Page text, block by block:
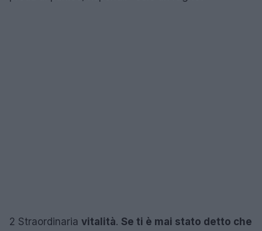
2 Straordinaria vitalità. Se ti è mai stato detto che